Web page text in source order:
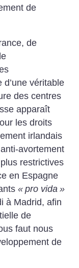
de
de
véritable
des centres
apparaît
les droits
irlandais
avortement
restrictives
en Espagne
« pro vida »
à Madrid, afin
de
faut nous
de